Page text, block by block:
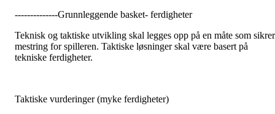
--------------Grunnleggende basket- ferdigheter
Teknisk og taktiske utvikling skal legges opp på en måte som sikrer
mestring for spilleren. Taktiske løsninger skal være basert på
tekniske ferdigheter.
Taktiske vurderinger (myke ferdigheter)